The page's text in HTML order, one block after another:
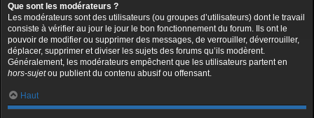
Que sont les modérateurs ?
Les modérateurs sont des utilisateurs (ou groupes d’utilisateurs) dont le travail
consiste à vérifier au jour le jour le bon fonctionnement du forum. Ils ont le
pouvoir de modifier ou supprimer des messages, de verrouiller, déverrouiller,
déplacer, supprimer et diviser les sujets des forums qu’ils modèrent.
Généralement, les modérateurs empêchent que les utilisateurs partent en
hors-sujetou publient du contenu abusif ou offensant.
Haut